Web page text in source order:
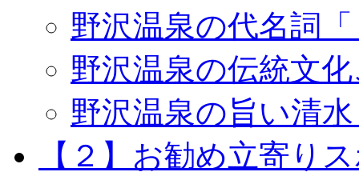
野沢温泉の代名詞
野沢温泉の伝統文
野沢温泉の旨い清水
【２】お勧め立寄り